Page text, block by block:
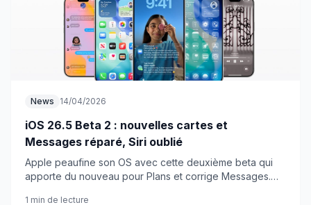
News 14/04/2026
iOS 26.5 Beta 2 : nouvelles cartes et
Messages réparé, Siri oublié
Apple peaufine son OS avec cette deuxième beta qui
apporte du nouveau pour Plans et corrige Messages.
1 min de lecture